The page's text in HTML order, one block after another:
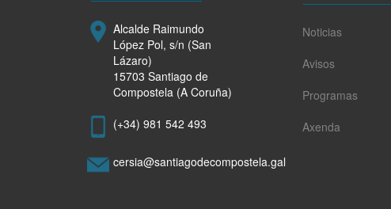
Fundación Alcalde Raimundo
López Pol, s/n (San
Lázaro)
15703 Santiago de
Compostela (A Coruña)
(+34) 981 542 493
cersia@santiagodecompostela.gal
Noticias
Avisos
Programas
Axenda